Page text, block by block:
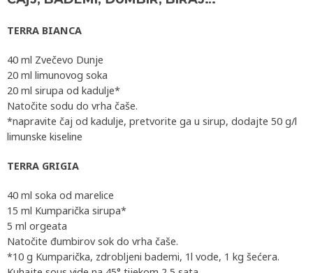
TERRA BIANCA
40 ml Zvečevo Dunje
20 ml limunovog soka
20 ml sirupa od kadulje*
Natočite sodu do vrha čaše.
*napravite čaj od kadulje, pretvorite ga u sirup, dodajte 50 g/l
limunske kiseline
TERRA GRIGIA
40 ml soka od marelice
15 ml Kumparička sirupa*
5 ml orgeata
Natočite đumbirov sok do vrha čaše.
*10 g Kumparička, zdrobljeni bademi, 1l vode, 1 kg šećera.